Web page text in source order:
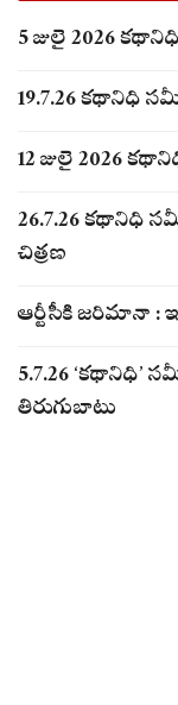
5 జులై 2026
19.7.26 కథానిధి
12 జులై 2026
26.7.26 కథానిధి
చిత్రణ
ఆర్టీసీకి జరిమానా :
5.7.26 ‘కథానిధి’
తిరుగుబాటు